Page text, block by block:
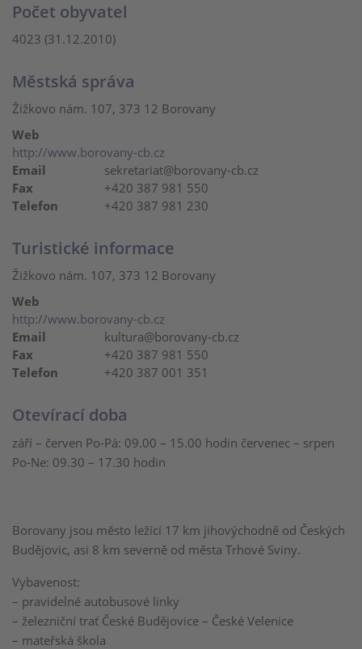
Borovany jsou město ležící 17 km jihovýchodně od Českých
Budějovic, asi 8 km severně od města Trhové Sviny.
Vybavenost:
– pravidelné autobusové linky
– železniční trať České Budějovice – České Velenice
– mateřská škola
Počet obyvatel
4023 (31.12.2010)
Městská správa
Žižkovo nám. 107, 373 12 Borovany
Web
http://www.borovany-cb.cz
Email
sekretariat@borovany-cb.cz
Fax
+420 387 981 550
Telefon
+420 387 981 230
Turistické informace
Žižkovo nám. 107, 373 12 Borovany
Web
http://www.borovany-cb.cz
Email
kultura@borovany-cb.cz
Fax
+420 387 981 550
Telefon
+420 387 001 351
Otevírací doba
září – červen Po-Pá: 09.00 – 15.00 hodin červenec – srpen
Po-Ne: 09.30 – 17.30 hodin